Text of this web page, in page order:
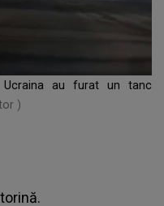
Ucraina au furat un tanc
)